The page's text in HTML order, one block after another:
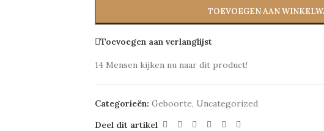
TOEVOEGEN AAN
Toevoegen aan verlanglijst
14 Mensen kijken nu naar dit product!
Categorieën: Geboorte, Uncategorized
Deel dit artikel